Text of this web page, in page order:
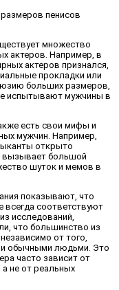
пенисов
множество
актеров. Например, в
актеров признался,
прокладки или
больших размеров,
испытывают мужчины в
есть свои мифы и
мужчин. Например,
открыто
вызывает большой
шуток и мемов в
показывают, что
всегда соответствуют
исследований,
что большинство из
от того,
обычными людьми. Это
часто зависит от
не от реальных